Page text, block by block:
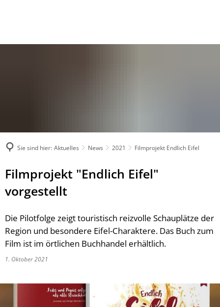
Sie sind hier: Aktuelles News 2021 Filmprojekt Endlich Eifel
Filmprojekt "Endlich Eifel"
vorgestellt
Die Pilotfolge zeigt touristisch reizvolle Schauplätze der
Region und besondere Eifel-Charaktere. Das Buch zum
Film ist im örtlichen Buchhandel erhältlich.
1. Oktober 2021